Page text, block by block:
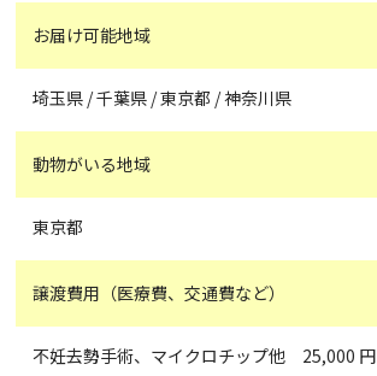
お届け可能地域
埼玉県 / 千葉県 / 東京都 / 神奈川県
動物がいる地域
東京都
譲渡費用（医療費、交通費など）
不妊去勢手術、マイクロチップ他 25,000 円